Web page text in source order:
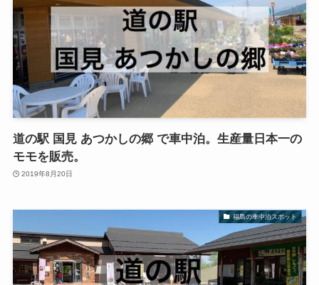
道の駅 国見 あつかしの郷 で車中泊。生産量日本一の
モモを販売。
2019年8月20日
福島の車中泊スポット